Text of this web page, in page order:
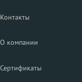
Контакты
О компании
Сертификаты